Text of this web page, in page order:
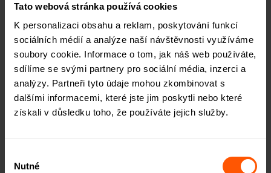
Tato webová stránka používá cookies
K personalizaci obsahu a reklam, poskytování funkcí
sociálních médií a analýze naší návštěvnosti využíváme
soubory cookie. Informace o tom, jak náš web používáte,
sdílíme se svými partnery pro sociální média, inzerci a
analýzy. Partneři tyto údaje mohou zkombinovat s
dalšími informacemi, které jste jim poskytli nebo které
získali v důsledku toho, že používáte jejich služby.
souhlasu
Nutné
začínají?
Hodně investorů má zkušenosti z jiných platforem – a
často nejsou úplně pozitivní. Třeba se jim někdo z
projektů „ztratil“, významně opožďuje s platbami nebo jim
platforma dostatečně nevysvětlila rizika. U nás se ptají
hlavně na to, v čem jsme jiní.
A odpověď je jednoduchá – máme reálné zajištění.